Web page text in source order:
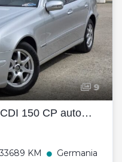
9
Mercedes E220 2005 2.2 CDI 150 CP automata / RATE fara avans
KM Germania